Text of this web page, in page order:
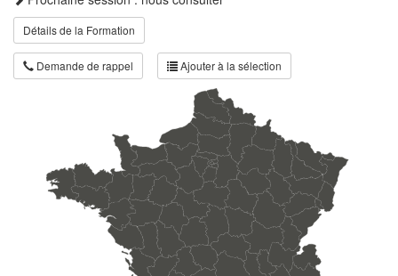
Détails de la Formation
Demande de rappel Ajouter à la sélection